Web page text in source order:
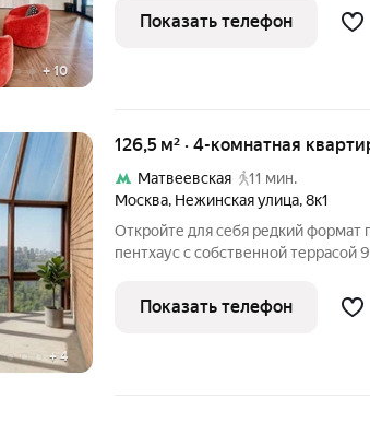
+10
пространстве. Корпус стоит в 4-м
воды,
Показать телефон
+ 4
126,5 м² · 4-комнатная
Матвеевская
11 мин.
Москва, Нежинская улица,8к1
Откройте для себя редкий формат
пентхаус с собственной
пространство, которое можно
городской дом с атмосферой
Показать телефон